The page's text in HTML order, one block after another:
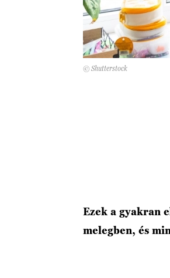
© Shutterstock
Ezek a gyakran
melegben, és